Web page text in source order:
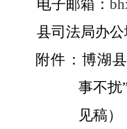
电子邮箱：
县司法局办
附件： 博湖
事不扰
见稿）